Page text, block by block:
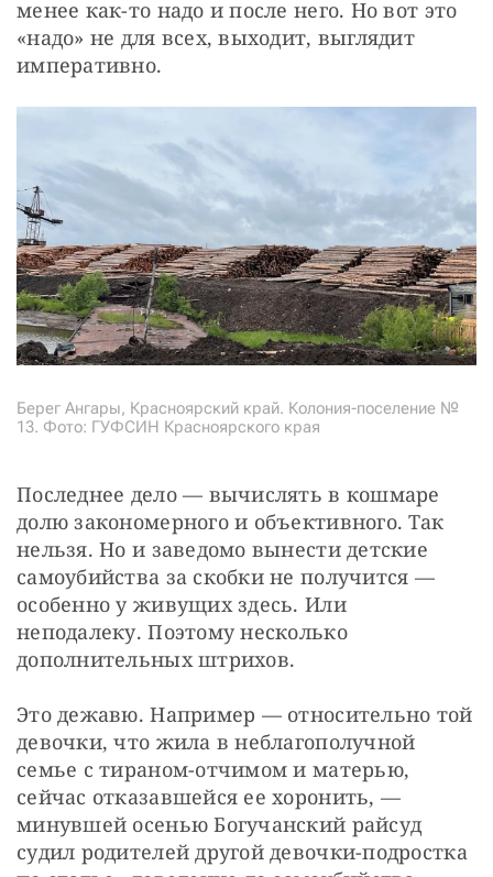
менее как-то надо и после него. Но вот это
«надо» не для всех, выходит, выглядит
императивно.
Берег Ангары, Красноярский край. Колония-поселение №
13. Фото: ГУФСИН Красноярского края
Последнее дело — вычислять в кошмаре
долю закономерного и объективного. Так
нельзя. Но и заведомо вынести детские
самоубийства за скобки не получится —
особенно у живущих здесь. Или
неподалеку. Поэтому несколько
дополнительных штрихов.
Это дежавю. Например — относительно той
девочки, что жила в неблагополучной
семье с тираном-отчимом и матерью,
сейчас отказавшейся ее хоронить, —
минувшей осенью Богучанский райсуд
судил родителей другой девочки-подростка